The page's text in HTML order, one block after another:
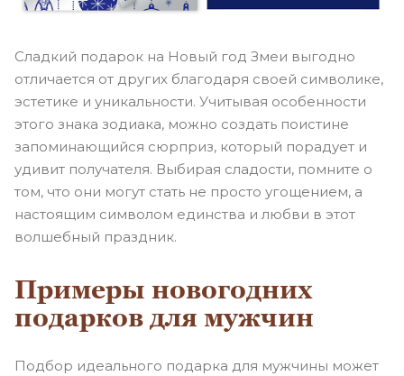
Сладкий подарок на Новый год Змеи выгодно
отличается от других благодаря своей символике,
эстетике и уникальности. Учитывая особенности
этого знака зодиака, можно создать поистине
запоминающийся сюрприз, который порадует и
удивит получателя. Выбирая сладости, помните о
том, что они могут стать не просто угощением, а
настоящим символом единства и любви в этот
волшебный праздник.
Примеры новогодних
подарков для мужчин
Подбор идеального подарка для мужчины может